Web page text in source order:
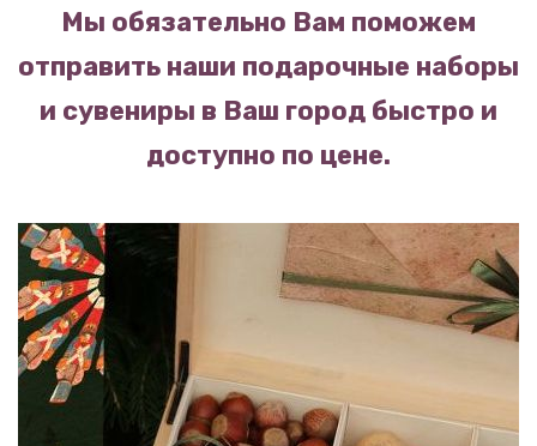
Мы обязательно Вам поможем
отправить наши подарочные наборы
и сувениры в Ваш город быстро и
доступно по цене.